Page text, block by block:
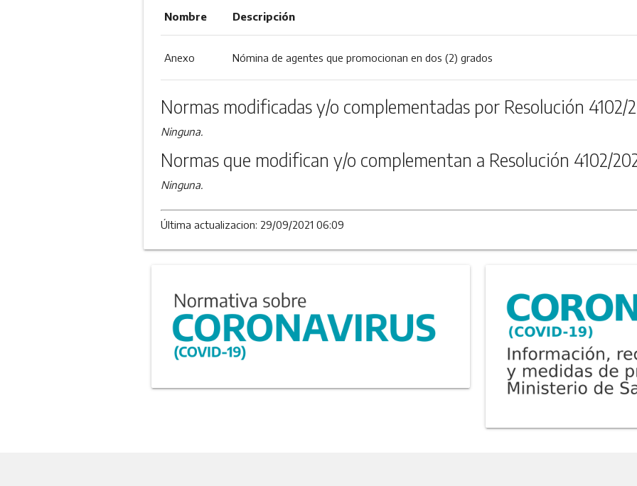
Nombre Descripción
Anexo Nómina de agentes que promocionan en dos (2) grados
Normas modificadas y/o complementadas por Resolución 4102/
Ninguna.
Normas que modifican y/o complementan a Resolución 4102/
Ninguna.
Última actualizacion: 29/09/2021 06:09